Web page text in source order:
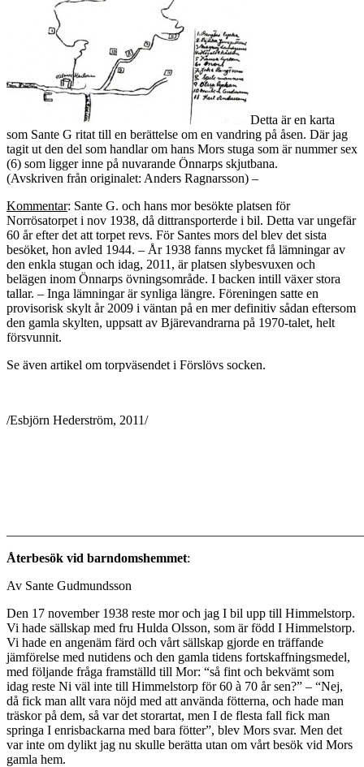
Detta är en karta
som Sante G ritat till en berättelse om en vandring på åsen. Där jag
tagit ut den del som handlar om hans Mors stuga som är nummer sex
(6) som ligger inne på nuvarande Önnarps skjutbana.
(Avskriven från originalet: Anders Ragnarsson) –
Kommentar: Sante G. och hans mor besökte platsen för
Norrösatorpet i nov 1938, då dittransporterde i bil. Detta var ungefär
60 år efter det att torpet revs. För Santes mors del blev det sista
besöket, hon avled 1944. – År 1938 fanns mycket få lämningar av
den enkla stugan och idag, 2011, är platsen slybesvuxen och
belägen inom Önnarps övningsområde. I backen intill växer stora
tallar. – Inga lämningar är synliga längre. Föreningen satte en
provisorisk skylt år 2009 i väntan på en mer definitiv sådan eftersom
den gamla skylten, uppsatt av Bjärevandrarna på 1970-talet, helt
försvunnit.
Se även artikel om torpväsendet i Förslövs socken.
/Esbjörn Hederström, 2011/
Återbesök vid barndomshemmet:
Av Sante Gudmundsson
Den 17 november 1938 reste mor och jag I bil upp till Himmelstorp.
Vi hade sällskap med fru Hulda Olsson, som är född I Himmelstorp.
Vi hade en angenäm färd och vårt sällskap gjorde en träffande
jämförelse med nutidens och den gamla tidens fortskaffningsmedel,
med följande fråga framställd till Mor: “så fint och bekvämt som
idag reste Ni väl inte till Himmelstorp för 60 à 70 år sen?” – “Nej,
då fick man allt vara nöjd med att använda fötterna, och hade man
träskor på dem, så var det storartat, men I de flesta fall fick man
springa I enrisbackarna med bara fötter”, blev Mors svar. Men det
var inte om dylikt jag nu skulle berätta utan om vårt besök vid Mors
gamla hem.